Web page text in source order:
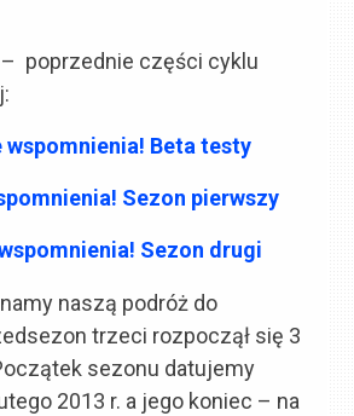
poprzednie części cyklu
wspomnienia! Beta testy
Sezon pierwszy
Sezon drugi
naszą podróż do
trzeci rozpoczął się 3
sezonu datujemy
2013 r. a jego koniec – na